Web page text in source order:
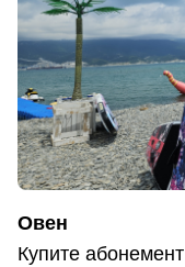
Овен
Купите